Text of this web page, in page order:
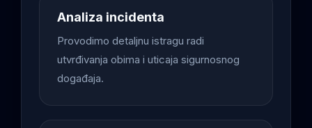
Analiza incidenta
Provodimo detaljnu istragu radi
utvrđivanja obima i uticaja sigurnosnog
događaja.